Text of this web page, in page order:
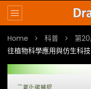
Home 科普 第
往植物科學應用與仿生科